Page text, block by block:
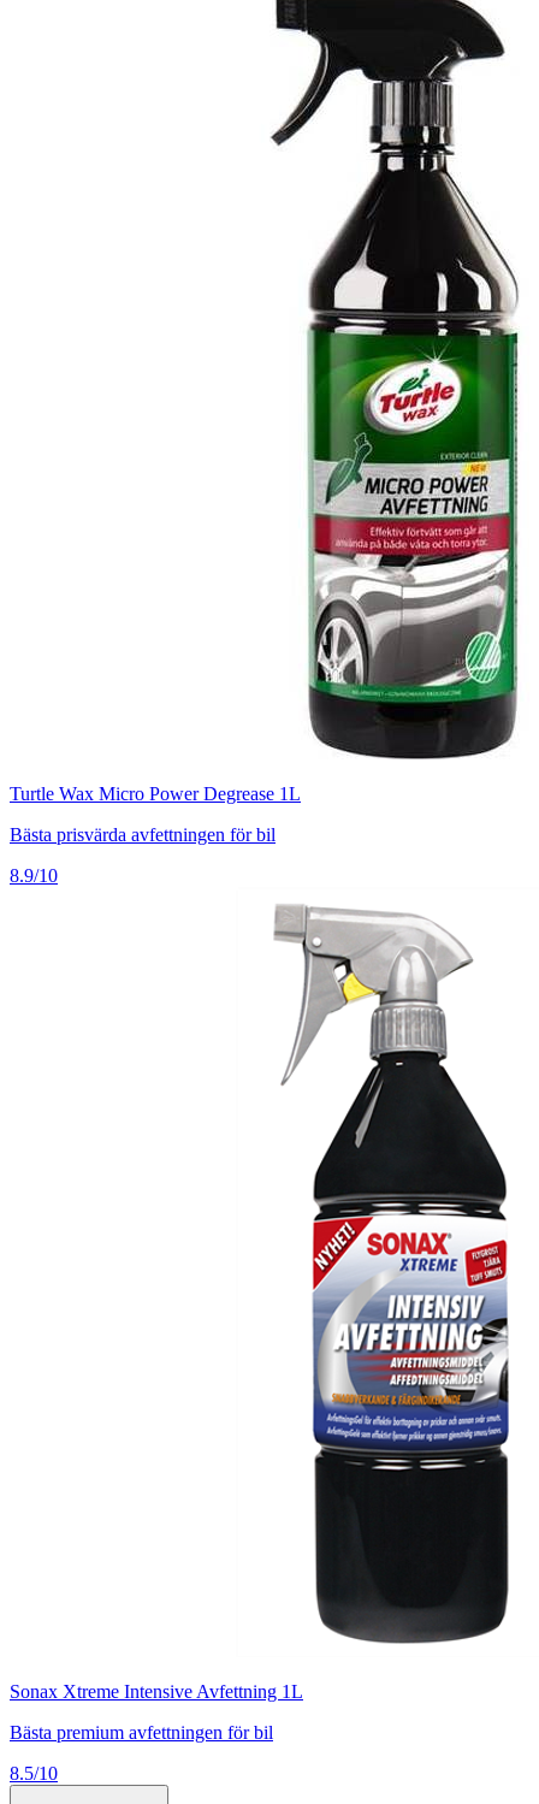
Turtle Wax Micro Power Degrease 1L
Bästa prisvärda avfettningen för bil
8.9/10
Sonax Xtreme Intensive Avfettning 1L
Bästa premium avfettningen för bil
8.5/10